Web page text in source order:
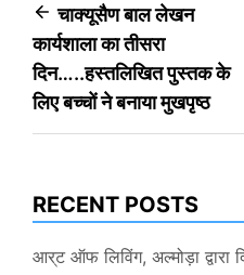
Post
navigation
चाक्यूसैण बाल लेखन
कार्यशाला का तीसरा
दिन…..हस्तलिखित पुस्तक के
लिए बच्चों ने बनाया मुखपृष्ठ
RECENT POSTS
आर्ट ऑफ लिविंग, अल्मोड़ा द्वारा